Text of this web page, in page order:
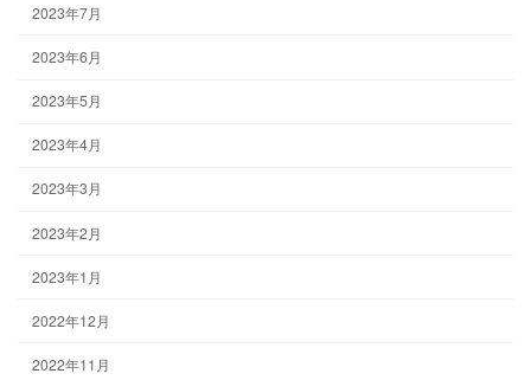
2023年7月
2023年6月
2023年5月
2023年4月
2023年3月
2023年2月
2023年1月
2022年12月
2022年11月